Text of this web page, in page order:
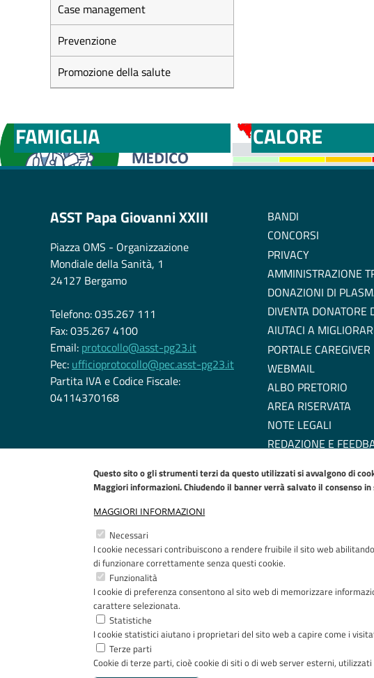
Questo sito o gli strumenti terzi da questo utilizzati si avvalgono di
Maggiori informazioni. Chiudendo il banner verrà salvato il consenso
MAGGIORI INFORMAZIONI
Necessari
I cookie necessari contribuiscono a rendere fruibile il sito web
di funzionare correttamente senza questi cookie.
Funzionalità
I cookie di preferenza consentono al sito web di memorizzare
carattere selezionata.
Statistiche
I cookie statistici aiutano i proprietari del sito web a capire come i
Terze parti
Cookie di terze parti, cioè cookie di siti o di web server esterni,
Case management
Prevenzione
Promozione della salute
FAMIGLIA
CALORE
ASST Papa Giovanni XXIII
Piazza OMS - Organizzazione
Mondiale della Sanità, 1
24127 Bergamo
Telefono: 035.267 111
Fax: 035.267 4100
Email: protocollo@asst-pg23.it
Pec: ufficioprotocollo@pec.asst-pg23.it
Partita IVA e Codice Fiscale:
04114370168
BANDI
CONCORSI
PRIVACY
AMMINISTRAZIONE
DONAZIONI DI
DIVENTA DONATORE
AIUTACI A
PORTALE CAREGIVER
WEBMAIL
ALBO PRETORIO
AREA RISERVATA
NOTE LEGALI
REDAZIONE E
EU COOKIE POLICY
Copyright © 2005-2023 - ASST Papa Giovanni XXIII - Piazza OMS